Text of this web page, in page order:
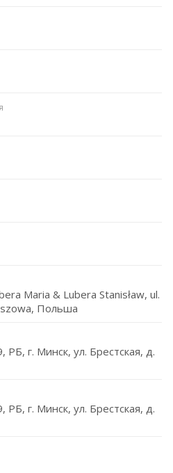
Maria & Lubera Stanisław, ul.
Польша
г. Минск, ул. Брестская, д.
г. Минск, ул. Брестская, д.